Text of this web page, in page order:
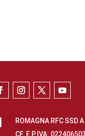
ROMAGNA RFC SSD A
CF. E P.IVA: